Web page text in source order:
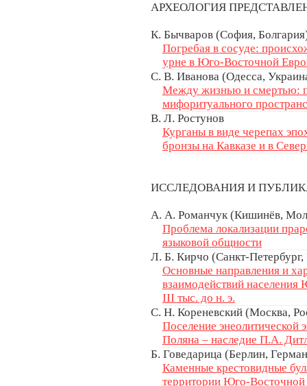
АРХЕОЛОГИЯ
К. Бычваров (София,
Погребая в сосуде:
урне в Юго-Восточной
С. В. Иванова (Одесса,
Между жизнью и смертью:
мифоритуального
В. Л. Ростунов
Курганы в виде черепах
бронзы на Кавказе и в
ИССЛЕДОВАНИЯ И
А. А. Романчук (Кишинёв,
Проблема локализации
языковой общности
Л. Б. Кирчо (Санкт-Петербург,
Основные направления и
взаимодействий
III тыс. до н. э.
С. Н. Кореневский (Москва,
Поселение энеолитической
Поляна – наследие П.А.
Б. Говедарица (Берлин,
Каменные крестовидные
территории Юго-